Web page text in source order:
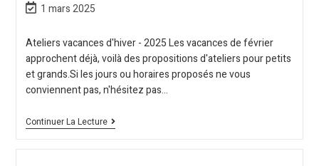
1 mars 2025
Ateliers vacances d'hiver - 2025 Les vacances de février
approchent déjà, voilà des propositions d'ateliers pour petits
et grands.Si les jours ou horaires proposés ne vous
conviennent pas, n'hésitez pas…
Continuer La Lecture